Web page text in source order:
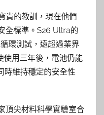
貴的教訓，現在他們
全標準。S26 Ultra的
環測試，遠超過業界
使用三年後，電池仍能
時維持穩定的安全性
頂尖材料科學實驗室合